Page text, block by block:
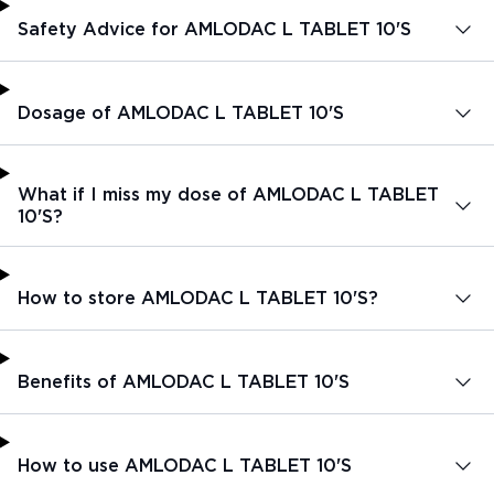
Safety Advice for AMLODAC L TABLET 10'S
Dosage of AMLODAC L TABLET 10'S
What if I miss my dose of AMLODAC L TABLET
10'S?
How to store AMLODAC L TABLET 10'S?
Benefits of AMLODAC L TABLET 10'S
How to use AMLODAC L TABLET 10'S